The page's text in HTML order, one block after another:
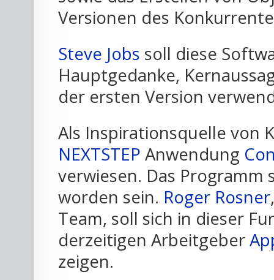
Versionen des
Steve Jobs soll diese
Hauptgedanke,
der ersten Version
Als Inspirationsquelle von
NEXTSTEP Anwendung
verwiesen. Das Programm
worden sein. Roger Rosner
Team, soll sich in dieser
derzeitigen Arbeitgeber
zeigen.